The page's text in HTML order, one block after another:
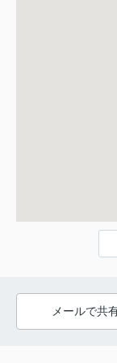
メールで共